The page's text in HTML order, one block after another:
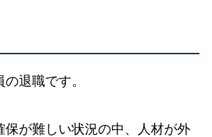
退職です。
保が難しい状況の中、人材が外